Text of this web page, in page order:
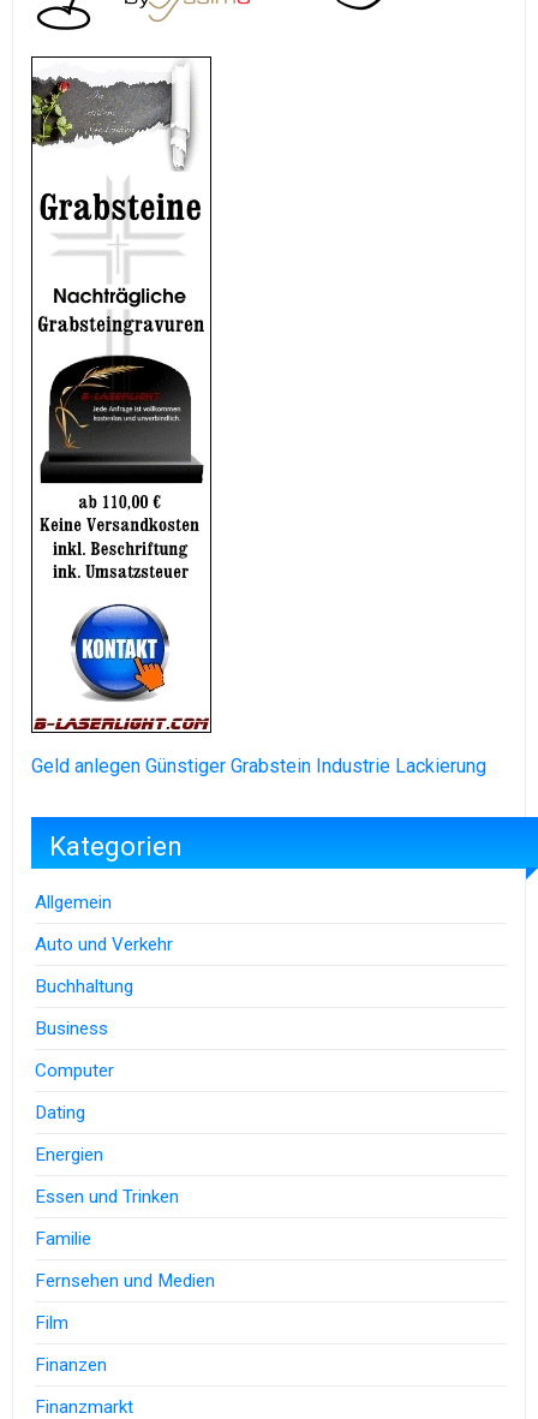
Geld anlegen Günstiger Grabstein Industrie Lackierung
Kategorien
Allgemein
Auto und Verkehr
Buchhaltung
Business
Computer
Dating
Energien
Essen und Trinken
Familie
Fernsehen und Medien
Film
Finanzen
Finanzmarkt